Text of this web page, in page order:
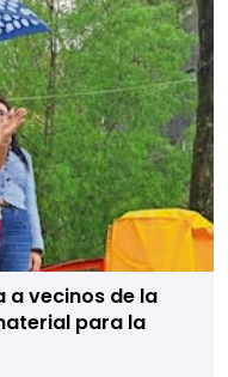
a vecinos de la
para la